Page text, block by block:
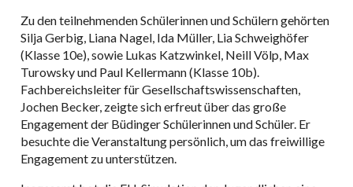
Zu den teilnehmenden Schülerinnen und Schülern gehörten
Silja Gerbig, Liana Nagel, Ida Müller, Lia Schweighöfer
(Klasse 10e), sowie Lukas Katzwinkel, Neill Völp, Max
Turowsky und Paul Kellermann (Klasse 10b).
Fachbereichsleiter für Gesellschaftswissenschaften,
Jochen Becker, zeigte sich erfreut über das große
Engagement der Büdinger Schülerinnen und Schüler. Er
besuchte die Veranstaltung persönlich, um das freiwillige
Engagement zu unterstützen.